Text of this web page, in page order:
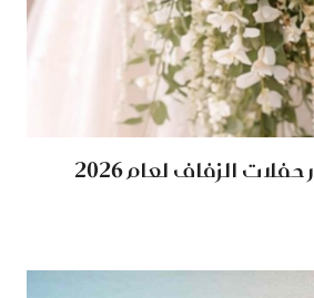
الزفاف لعام 2026